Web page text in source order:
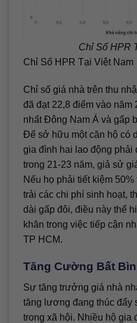
Chỉ Số HPR
Chỉ Số HPR Tại Việt Nam
Chỉ số giá nhà trên thu
đã đạt 22,8 điểm vào năm
nhất Đông Nam Á và gấp
Để sở hữu một căn hộ có
gia đình hai lao động phải
trong 21-23 năm, giả sử
Nếu họ phải tiết kiệm
trải các chi phí sinh hoạt,
dài gấp đôi, điều này thể
khăn trong việc tiếp cận
TP HCM.
Tăng Cường Bất
Sự tăng trưởng giá nhà
tăng lương đang thúc đẩy
trong xã hội. Nhiều hộ gia